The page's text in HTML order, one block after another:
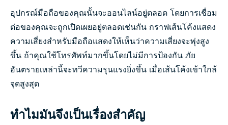
อุปกรณ์มือถือของคุณนั้นจะออนไลน์อยู่ตลอด โดยการเชื่อม
ต่อของคุณจะถูกเปิดเผยอยู่ตลอดเช่นกัน กราฟเส้นโค้งแสดง
ความเสี่ยงสำหรับมือถือแสดงให้เห็นว่าความเสี่ยงจะพุ่งสูง
ขึ้น ถ้าคุณใช้โทรศัพท์มากขึ้นโดยไม่มีการป้องกัน ภัย
อันตรายเหล่านี้จะทวีความรุนแรงยิ่งขึ้น เมื่อเส้นโค้งเข้าใกล้
จุดสูงสุด
ทำไมมันจึงเป็นเรื่องสำคัญ